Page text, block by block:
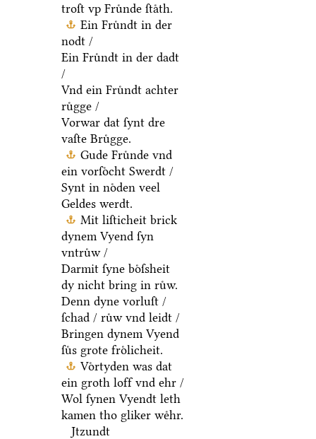
troſt vp Fruͤnde ſtaͤth.
Ein Fruͤndt in der
nodt /
Ein Fruͤndt in der dadt
/
Vnd ein Fruͤndt achter
ruͤgge /
Vorwar dat ſynt dre
vaſte Bruͤgge.
Gude Fruͤnde vnd
ein vorſoͤcht Swerdt /
Synt in noͤden veel
Geldes werdt.
Mit liſticheit brick
dynem Vyend ſyn
vntruͤw /
Darmit ſyne boͤſsheit
dy nicht bring in ruͤw.
Denn dyne vorluſt /
ſchad / ruͤw vnd leidt /
Bringen dynem Vyend
ſuͤs grote froͤlicheit.
Voͤrtyden was dat
ein groth loff vnd ehr /
Wol ſynen Vyendt leth
kamen tho gliker weͤhr.
Jtzundt